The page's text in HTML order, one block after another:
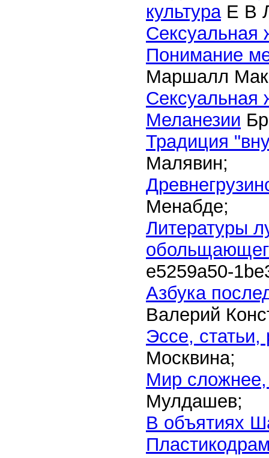
культураE B
Сексуальная
Понимание
Маршалл
Сексуальная
Меланезии
Традиция
Малявин;
Менабде;
Литературы
e5259a50-
Азбука
Валерий
Эссе, статьи,
Москвина;
Мир
Мулдашев;
В объятиях